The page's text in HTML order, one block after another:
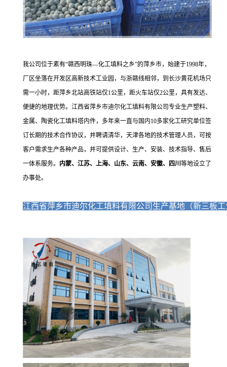
我公司位于素有“赣西明珠—化工填料之乡”的萍乡市，始建于1998年，
厂区坐落在开发区高新技术工业园，与浙赣线相邻，到长沙黄花机场只
需一小时，距萍乡北站高铁站仅1公里，距火车站仅2公里，具有发达、
便捷的地理优势。 江西省萍乡市迪尔化工填料有限公司专业生产塑料、
金属、陶瓷化工填料塔内件，多年来一直与国内10多家化工研究单位签
订长期的技术合作协议，并聘请清华，天津各地的技术管理人员，可按
客户需求生产各种产品，并可提供设计、生产、安装、技术指导、售后
一体系服务。 内蒙、江苏、上海、山东、云南、安徽、四川 等地设立了
办事处。
江西省萍乡市迪尔化工填料有限公司生产基地（新三板